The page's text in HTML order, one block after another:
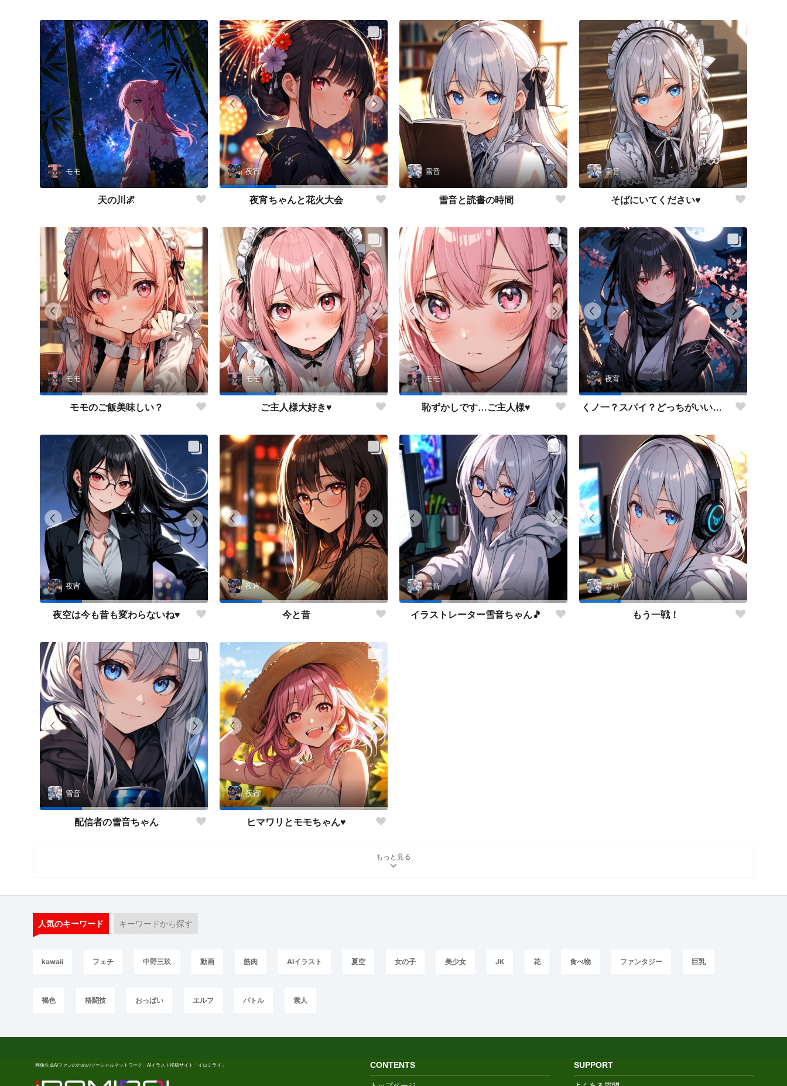
モモ
天の川🌌
夜宵
夜宵ちゃんと花火大会
雪音
雪音と読書の時間
雪音
そばにいてください♥
モモ
モモのご飯美味しい？
モモ
ご主人様大好き♥
モモ
恥ずかしです…ご主人様♥
夜宵
くノ一？スパイ？どっちがいいかな？
夜宵
夜空は今も昔も変わらないね♥
夜宵
今と昔
雪音
イラストレーター雪音ちゃん🎵
雪音
もう一戦！
雪音
配信者の雪音ちゃん
夜宵
ヒマワリとモモちゃん♥
もっと見る
人気のキーワード キーワードから探す
kawaii フェチ 中野三玖 動画 筋肉 AIイラスト 夏空 女の子 美少女 JK 花 食べ物 ファンタジー 巨乳
褐色 格闘技 おっぱい エルフ バトル 素人
画像生成AIファンのためのソーシャルネットワーク、AIイラスト投稿サイト「イロミライ」 SUPPORT
CONTENTS